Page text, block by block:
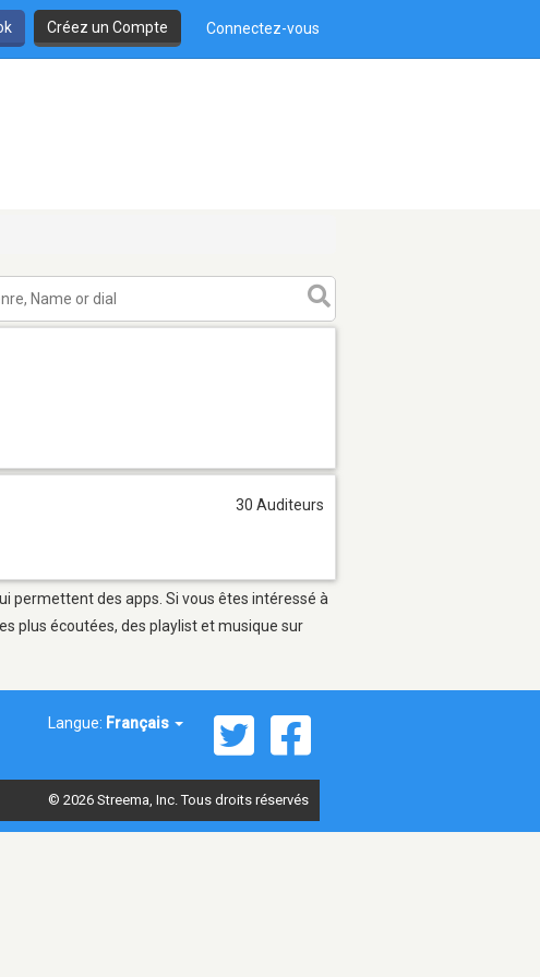
Créez un Compte Connectez-vous
30 Auditeurs
permettent des apps. Si vous êtes intéressé à
plus écoutées, des playlist et musique sur
Langue: Français
© 2026 Streema, Inc. Tous droits réservés